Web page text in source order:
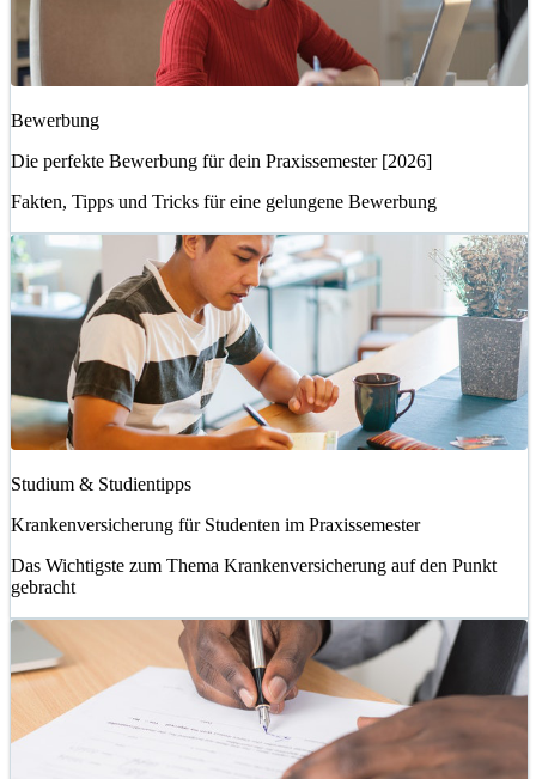
Bewerbung
Die perfekte Bewerbung für dein Praxissemester [2026]
Fakten, Tipps und Tricks für eine gelungene Bewerbung
Studium & Studientipps
Krankenversicherung für Studenten im Praxissemester
Das Wichtigste zum Thema Krankenversicherung auf den Punkt
gebracht